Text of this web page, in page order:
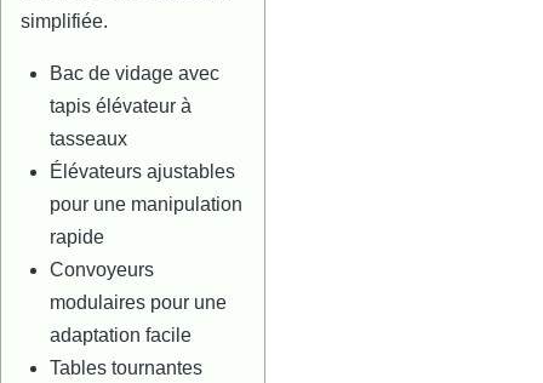
simplifiée.
Bac de vidage avec
tapis élévateur à
tasseaux
Élévateurs ajustables
pour une manipulation
rapide
Convoyeurs
modulaires pour une
adaptation facile
Tables tournantes